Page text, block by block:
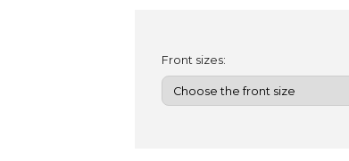
Front sizes: